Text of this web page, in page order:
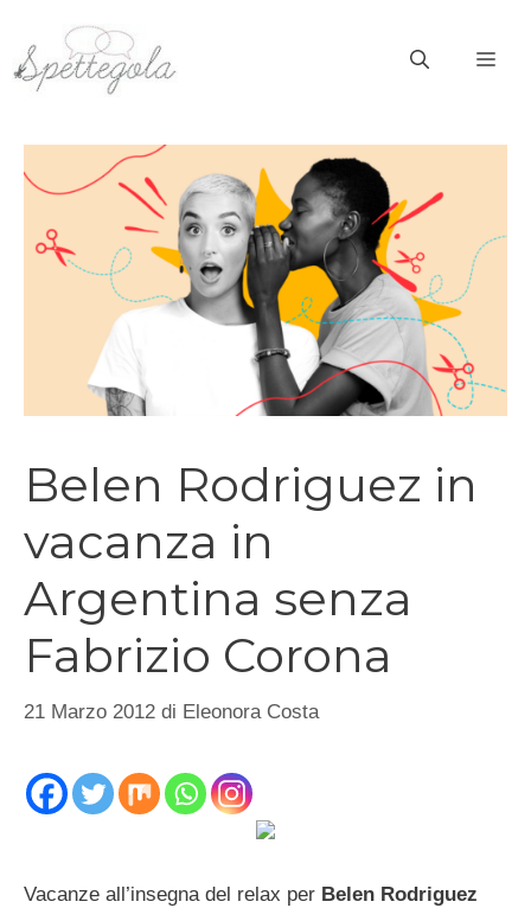
contenuto
Belen Rodriguez in
vacanza in
Argentina senza
Fabrizio Corona
21 Marzo 2012 di Eleonora Costa
Vacanze all’insegna del relax per Belen Rodriguez